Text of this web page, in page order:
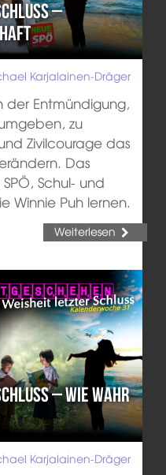
–
Karjalainen-Dräger
der Entmündigung,
zu
Zivilcourage das
Das
Schul- und
Winnie Puh lernen.
Weiterlesen
– Wie wahr
Karjalainen-Dräger